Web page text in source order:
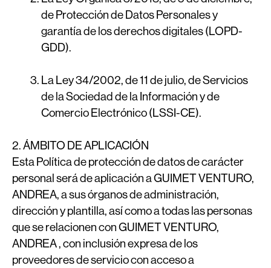
de Protección de Datos Personales y
garantía de los derechos digitales (LOPD-
GDD).
La Ley 34/2002, de 11 de julio, de Servicios
de la Sociedad de la Información y de
Comercio Electrónico (LSSI-CE).
2. ÁMBITO DE APLICACIÓN
Esta Política de protección de datos de carácter
personal será de aplicación a GUIMET VENTURO,
ANDREA, a sus órganos de administración,
dirección y plantilla, así como a todas las personas
que se relacionen con GUIMET VENTURO,
ANDREA , con inclusión expresa de los
proveedores de servicio con acceso a